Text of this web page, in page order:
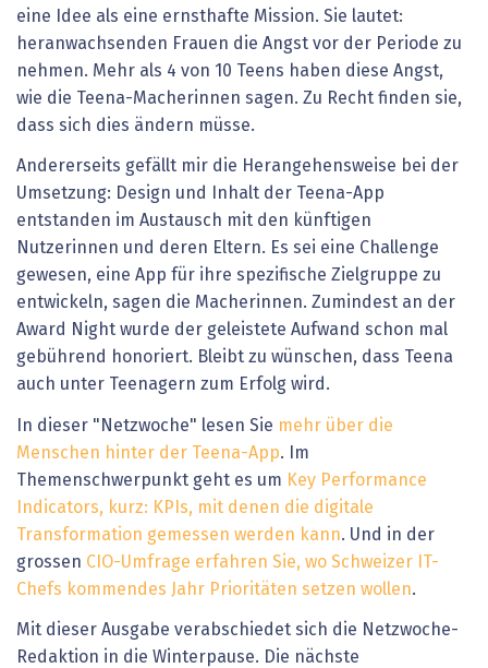
eine Idee als eine ernsthafte Mission. Sie lautet:
heranwachsenden Frauen die Angst vor der Periode zu
nehmen. Mehr als 4 von 10 Teens haben diese Angst,
wie die Teena-Macherinnen sagen. Zu Recht finden sie,
dass sich dies ändern müsse.
Andererseits gefällt mir die Herangehensweise bei der
Umsetzung: Design und Inhalt der Teena-App
entstanden im Austausch mit den künftigen
Nutzerinnen und deren Eltern. Es sei eine Challenge
gewesen, eine App für ihre spezifische Zielgruppe zu
entwickeln, ­sagen die Macherinnen. Zumindest an der
Award Night wurde der geleistete Aufwand schon mal
gebührend honoriert. Bleibt zu wünschen, dass Teena
auch unter Teenagern zum Erfolg wird.
In dieser "Netzwoche" lesen Sie mehr über die
Menschen hinter der Teena-App. Im
Themenschwerpunkt geht es um Key Performance
Indicators, kurz: KPIs, mit denen die digitale
Transformation gemessen werden kann. Und in der
grossen CIO-Umfrage erfahren Sie, wo Schweizer IT-
Chefs kommendes Jahr Prioritäten setzen wollen.
Mit dieser Ausgabe verabschiedet sich die Netzwoche-
Redaktion in die Winterpause. Die nächste